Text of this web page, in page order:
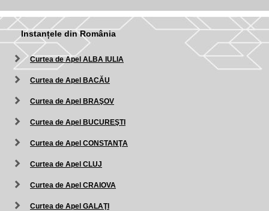
Instanțele din România
Curtea de Apel ALBA IULIA
Curtea de Apel BACĂU
Curtea de Apel BRAŞOV
Curtea de Apel BUCUREŞTI
Curtea de Apel CONSTANŢA
Curtea de Apel CLUJ
Curtea de Apel CRAIOVA
Curtea de Apel GALAŢI